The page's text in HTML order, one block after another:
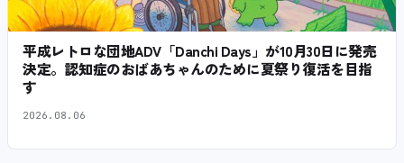
平成レトロな団地ADV「Danchi Days」が10月30日に発売
決定。認知症のおばあちゃんのために夏祭り復活を目指
す
2026.08.06